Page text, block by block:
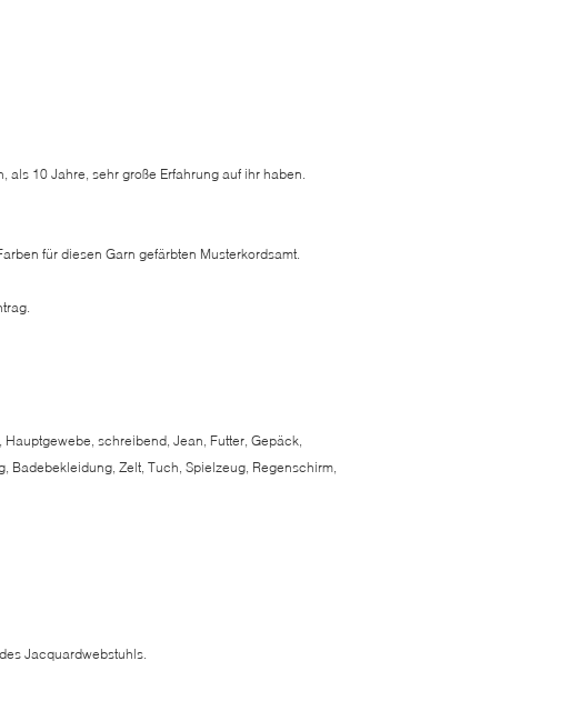
10 Jahre, sehr große Erfahrung auf ihr haben.
für diesen Garn gefärbten Musterkordsamt.
schreibend, Jean, Futter, Gepäck,
Badebekleidung, Zelt, Tuch, Spielzeug, Regenschirm,
Jacquardwebstuhls.